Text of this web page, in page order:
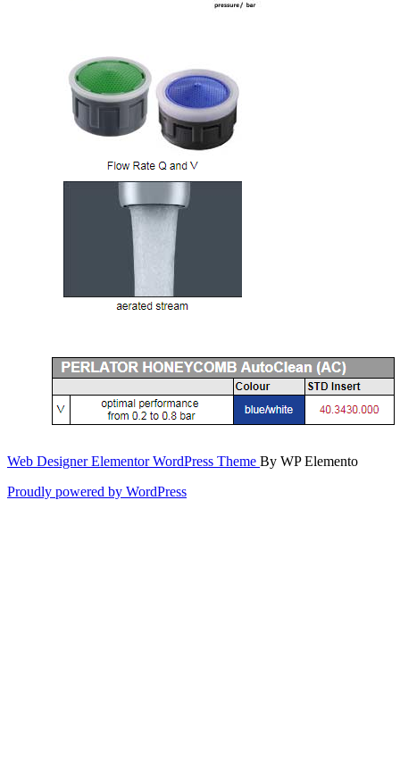
Web Designer Elementor WordPress Theme By WP Elemento
Proudly powered by WordPress